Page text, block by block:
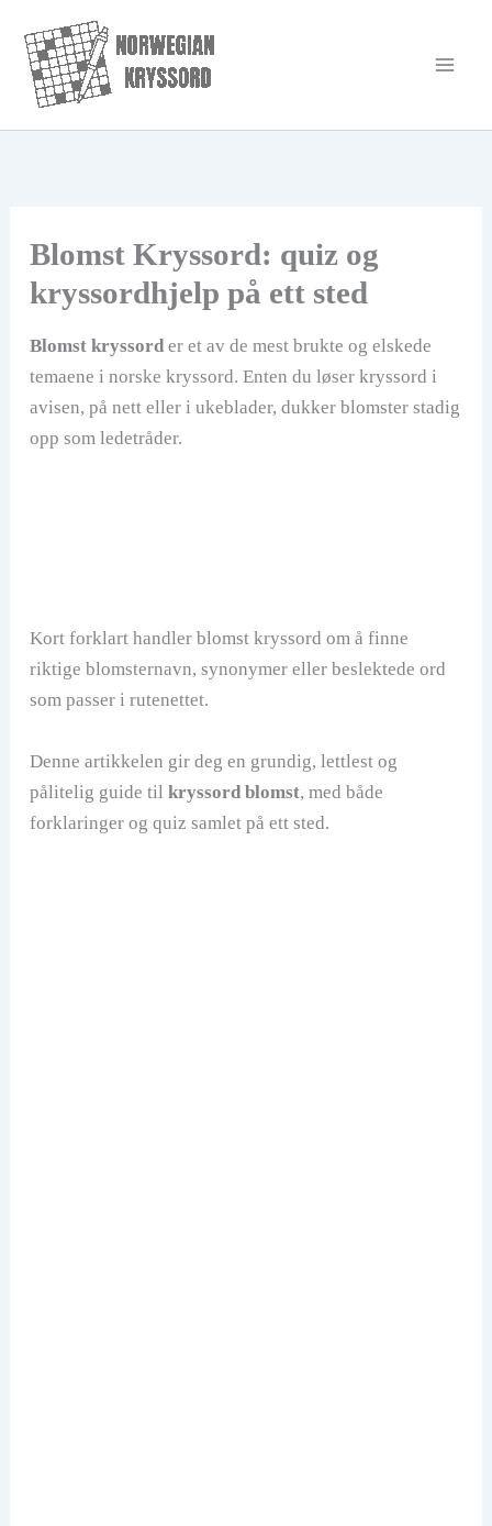
rett
innholdet
Blomst Kryssord: quiz og
kryssordhjelp på ett sted
Blomst kryssorder et av de mest brukte og elskede
temaene i norske kryssord. Enten du løser kryssord i
avisen, på nett eller i ukeblader, dukker blomster stadig
opp som ledetråder.
Kort forklart handler blomst kryssord om å finne
riktige blomsternavn, synonymer eller beslektede ord
som passer i rutenettet.
Denne artikkelen gir deg en grundig, lettlest og
pålitelig guide til kryssord blomst, med både
forklaringer og quiz samlet på ett sted.